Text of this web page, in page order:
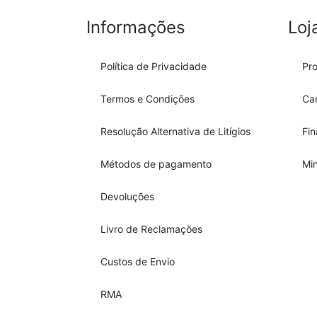
Informações
Política de Privacidade
Termos e Condições
Resolução Alternativa de Litígios
Métodos de pagamento
Devoluções
Livro de Reclamações
Custos de Envio
RMA